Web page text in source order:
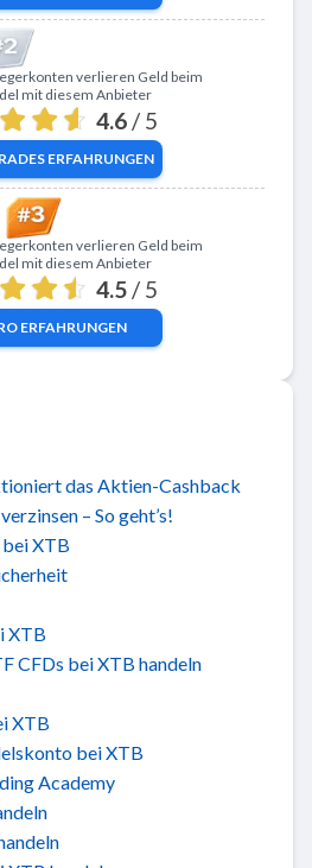
ActivTradesverlieren Geld beim
mit diesem Anbieter
4.6 / 5
ERFAHRUNGEN
Zu eToroverlieren Geld beim
mit diesem Anbieter
4.5 / 5
ERFAHRUNGEN
das Aktien-Cashback
– So geht’s!
XTB
XTB
CFDs bei XTB handeln
XTB
bei XTB
Academy